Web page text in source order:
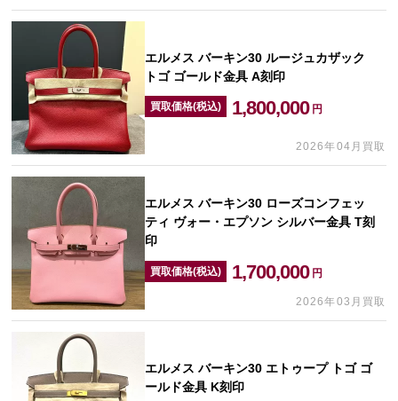
エルメス バーキン30 ルージュカザック
トゴ ゴールド金具 A刻印
買取価格(税込) 1,800,000 円
2026年04月買取
エルメス バーキン30 ローズコンフェッ
ティ ヴォー・エプソン シルバー金具 T刻
印
買取価格(税込) 1,700,000 円
2026年03月買取
エルメス バーキン30 エトゥープ トゴ ゴ
ールド金具 K刻印